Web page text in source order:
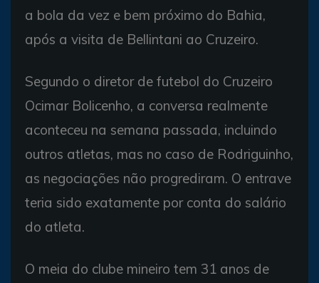
a bola da vez e bem próximo do Bahia,
após a visita de Bellintani ao Cruzeiro.
Segundo o diretor de futebol do Cruzeiro
Ocimar Bolicenho, a conversa realmente
aconteceu na semana passada, incluindo
outros atletas, mas no caso de Rodriguinho,
as negociações não progrediram. O entrave
teria sido exatamente por conta do salário
do atleta.
O meia do clube mineiro tem 31 anos de